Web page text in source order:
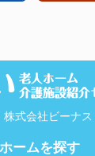
株式会社ビーナス
ームを探す